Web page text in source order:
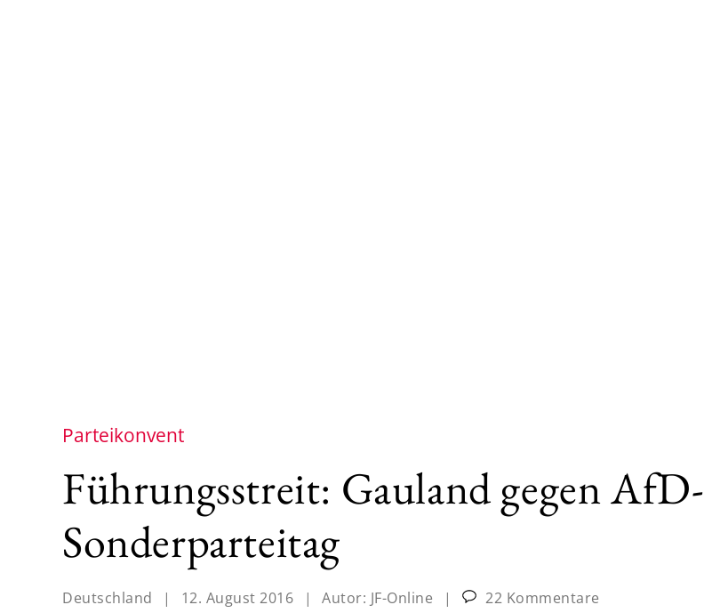
Parteikonvent
Führungsstreit: Gauland gegen AfD-
Sonderparteitag
Deutschland | 12. August 2016 | Autor: JF-Online |
22 Kommentare